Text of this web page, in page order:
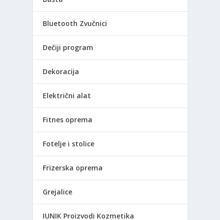
Bluetooth Zvučnici
Dečiji program
Dekoracija
Električni alat
Fitnes oprema
Fotelje i stolice
Frizerska oprema
Grejalice
IUNIK Proizvodi Kozmetika